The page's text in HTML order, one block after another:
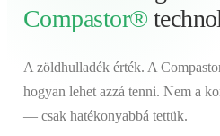
Compastor®
A zöldhulladék érték. A
hogyan lehet azzá tenni. Nem a
— csak hatékonyabbá tettük.